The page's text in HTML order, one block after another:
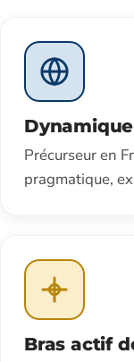
Précurseur en
pragmatique,
Bras actif